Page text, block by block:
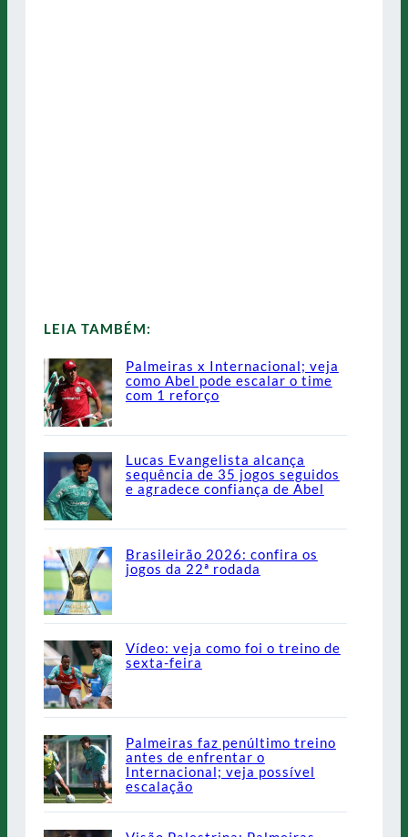
LEIA TAMBÉM:
Palmeiras x Internacional; veja
como Abel pode escalar o time
com 1 reforço
Lucas Evangelista alcança
sequência de 35 jogos seguidos
e agradece confiança de Abel
Brasileirão 2026: confira os
jogos da 22ª rodada
Vídeo: veja como foi o treino de
sexta-feira
Palmeiras faz penúltimo treino
antes de enfrentar o
Internacional; veja possível
escalação